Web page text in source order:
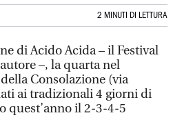
2 MINUTI DI LETTURA
di Acido Acida – il Festival
–, la quarta nel
Consolazione (via
ai tradizionali 4 giorni di
quest’anno il 2-3-4-5